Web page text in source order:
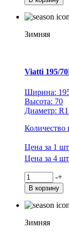
Viatti
235/65R16C
Vettore
TL
Зимняя
Viatti 195/
Ширина:
Высота: 70
Диаметр:
Количество
Цена за 1
Цена за 4
Количество
товара
Viatti
195/70R15C
Vettore
-+
В корзину
Зимняя